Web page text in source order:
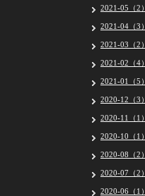
2021-05（2）
2021-04（3）
2021-03（2）
2021-02（4）
2021-01（5）
2020-12（3）
2020-11（1）
2020-10（1）
2020-08（2）
2020-07（2）
2020-06（1）